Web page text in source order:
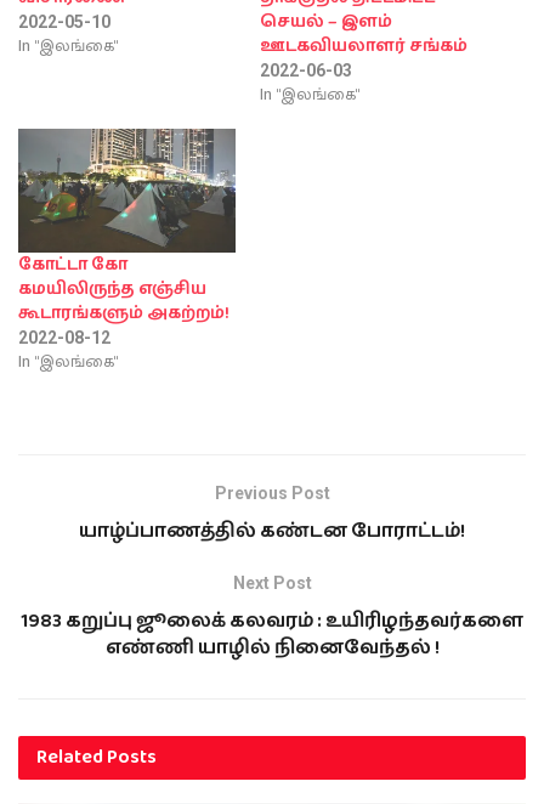
2022-05-10
In "இலங்கை"
செயல் – இளம்
ஊடகவியலாளர் சங்கம்
2022-06-03
In "இலங்கை"
கோட்டா கோ
கமயிலிருந்த எஞ்சிய
கூடாரங்களும் அகற்றம்!
2022-08-12
In "இலங்கை"
Previous Post
யாழ்ப்பாணத்தில் கண்டன போராட்டம்!
Next Post
1983 கறுப்பு ஜூலைக் கலவரம் : உயிரிழந்தவர்களை
எண்ணி யாழில் நினைவேந்தல் !
RelatedPosts